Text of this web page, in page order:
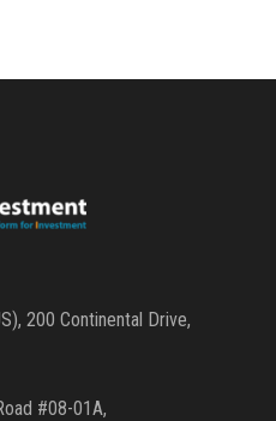
200 Continental Drive,
#08-01A,